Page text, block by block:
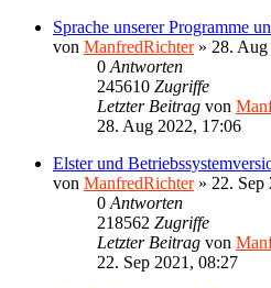
Sprache unserer Programme
von ManfredRichter» 28.
0 Antworten
245610 Zugriffe
Letzter Beitrag von
28. Aug 2022, 17:06
Elster und
von ManfredRichter» 22. Sep
0 Antworten
218562 Zugriffe
Letzter Beitrag von
22. Sep 2021, 08:27